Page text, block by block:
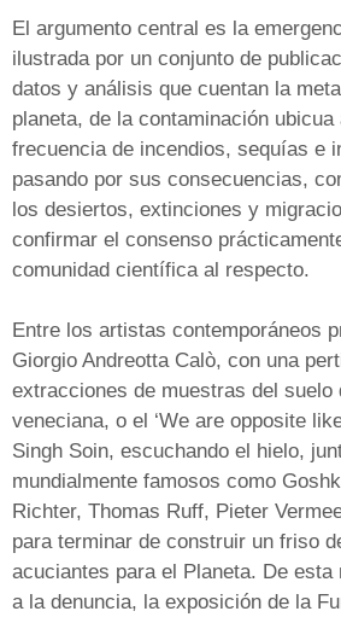
El argumento central es la
ilustrada por un conjunto de
datos y análisis que cuentan la
planeta, de la contaminación
frecuencia de incendios, sequías e
pasando por sus consecuencias,
los desiertos, extinciones y
confirmar el consenso
comunidad científica al respecto.
Entre los artistas contemporáneos
Giorgio Andreotta Calò, con una
extracciones de muestras del suelo
veneciana, o el ‘We are opposite
Singh Soin, escuchando el hielo,
mundialmente famosos como
Richter, Thomas Ruff, Pieter
para terminar de construir un friso
acuciantes para el Planeta. De esta
a la denuncia, la exposición de la